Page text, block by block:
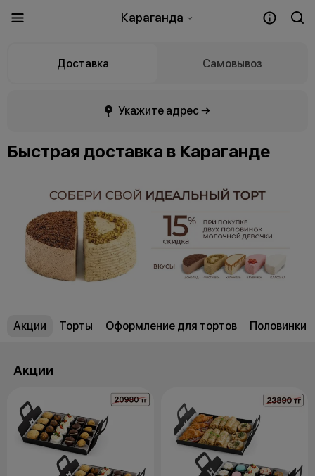
Караганда
Доставка Самовывоз
Укажите адрес →
Быстрая доставка в Караганде
Акции Торты Оформление для тортов Половинки
Акции